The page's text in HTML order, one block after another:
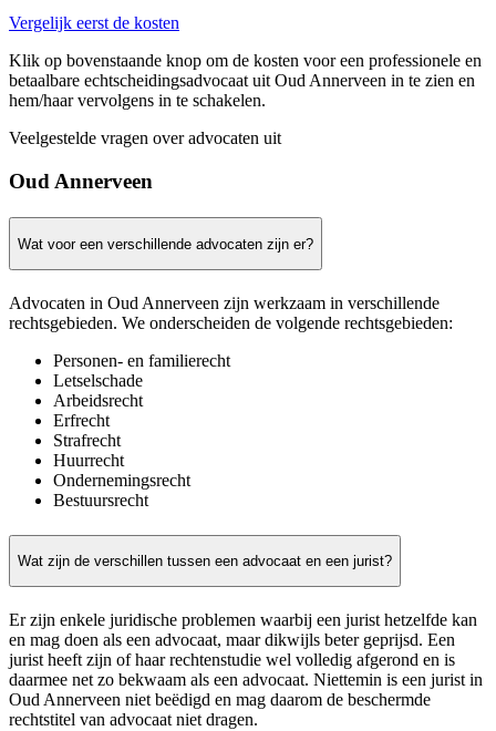
Vergelijk eerst de kosten
Klik op bovenstaande knop om de kosten voor een professionele en
betaalbare echtscheidingsadvocaat uit Oud Annerveen in te zien en
hem/haar vervolgens in te schakelen.
Veelgestelde vragen over advocaten uit
Oud Annerveen
Wat voor een verschillende advocaten zijn er?
Advocaten in Oud Annerveen zijn werkzaam in verschillende
rechtsgebieden. We onderscheiden de volgende rechtsgebieden:
Personen- en familierecht
Letselschade
Arbeidsrecht
Erfrecht
Strafrecht
Huurrecht
Ondernemingsrecht
Bestuursrecht
Wat zijn de verschillen tussen een advocaat en een jurist?
Er zijn enkele juridische problemen waarbij een jurist hetzelfde kan
en mag doen als een advocaat, maar dikwijls beter geprijsd. Een
jurist heeft zijn of haar rechtenstudie wel volledig afgerond en is
daarmee net zo bekwaam als een advocaat. Niettemin is een jurist in
Oud Annerveen niet beëdigd en mag daarom de beschermde
rechtstitel van advocaat niet dragen.